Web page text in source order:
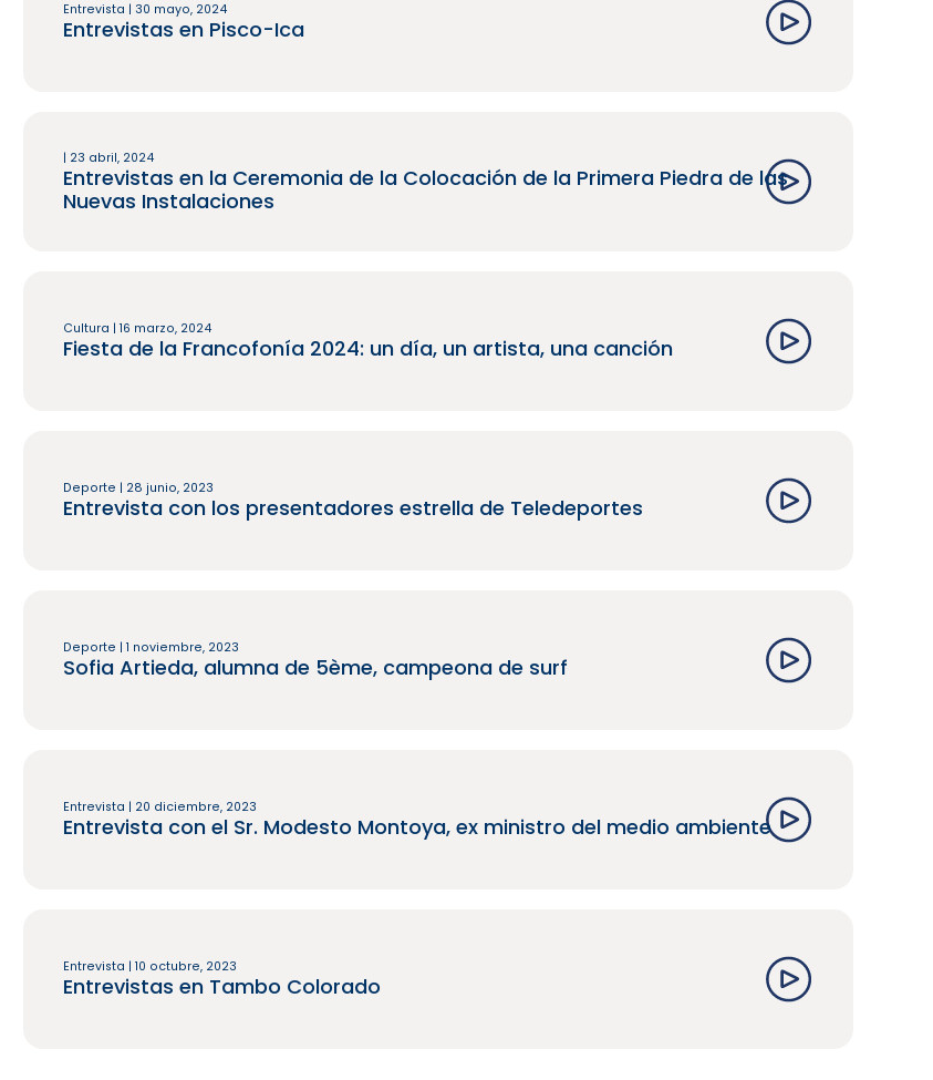
Entrevista | 30 mayo, 2024
Entrevistas en Pisco-Ica
| 23 abril, 2024
Entrevistas en la Ceremonia de la Colocación de la Primera Piedra de las
Nuevas Instalaciones
Cultura | 16 marzo, 2024
Fiesta de la Francofonía 2024: un día, un artista, una canción
Deporte | 28 junio, 2023
Entrevista con los presentadores estrella de Teledeportes
Deporte | 1 noviembre, 2023
Sofia Artieda, alumna de 5ème, campeona de surf
Entrevista | 20 diciembre, 2023
Entrevista con el Sr. Modesto Montoya, ex ministro del medio ambiente
Entrevista | 10 octubre, 2023
Entrevistas en Tambo Colorado